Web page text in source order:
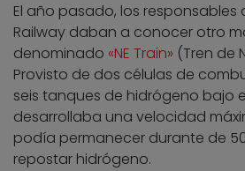
El año pasado, los responsables
Railway daban a conocer otro
denominado «NE Train» (Tren de
Provisto de dos células de
seis tanques de hidrógeno bajo el
desarrollaba una velocidad
podía permanecer durante de
repostar hidrógeno.